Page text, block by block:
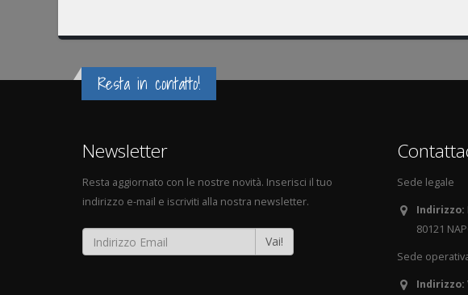
Resta in contatto!
Newsletter
Resta aggiornato con le nostre novità. Inserisci il tuo
indirizzo e-mail e iscriviti alla nostra newsletter.
Vai!
Sede legale
Indirizzo:
80121
Sede
Indirizzo: